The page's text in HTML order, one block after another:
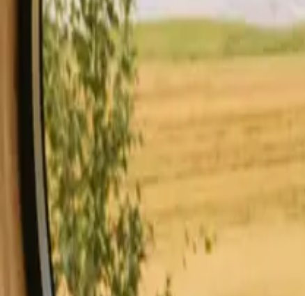
Sjekk tilgjengelighet